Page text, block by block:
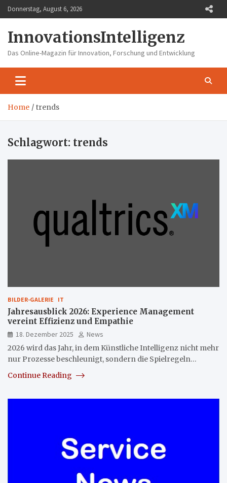
Skip
to
Donnerstag, August 6, 2026
InnovationsIntelligenz
Das Online-Magazin für Innovation, Forschung und Entwicklung
Home trends
Schlagwort: trends
BILDER-GALERIE IT
Jahresausblick 2026: Experience Management
vereint Effizienz und Empathie
18. Dezember 2025
News
2026 wird das Jahr, in dem Künstliche Intelligenz nicht mehr
nur Prozesse beschleunigt, sondern die Spielregeln…
Continue Reading